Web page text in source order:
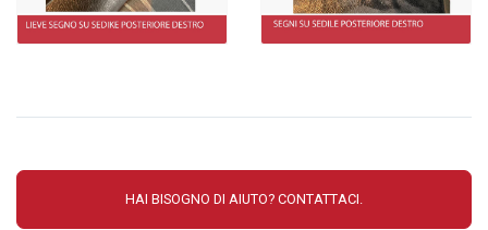
HAI BISOGNO DI AIUTO? CONTATTACI.